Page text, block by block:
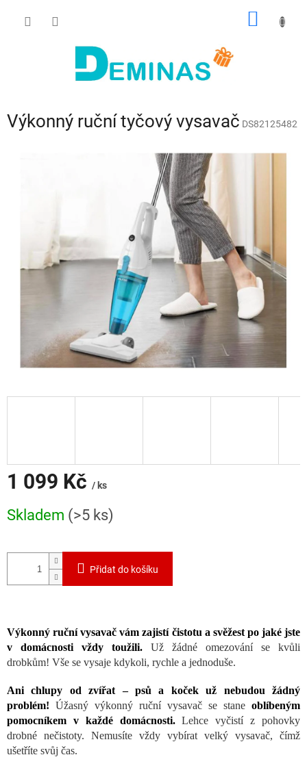
Výkonný ruční tyčový vysavač DS82125482
1 099 Kč / ks
cena:
Skladem (>5 ks)
Přidat do košíku
Výkonný ruční vysavač vám zajistí čistotu a svěžest po jaké jste
v domácnosti vždy toužili. Už žádné omezování se kvůli
drobkům! Vše se vysaje kdykoli, rychle a jednoduše.
Ani chlupy od zvířat – psů a koček už nebudou žádný
problém! Úžasný výkonný ruční vysavač se stane oblíbeným
pomocníkem v každé domácnosti.Lehce vyčistí z pohovky
drobné nečistoty. Nemusíte vždy vybírat velký vysavač, čímž
ušetříte svůj čas.